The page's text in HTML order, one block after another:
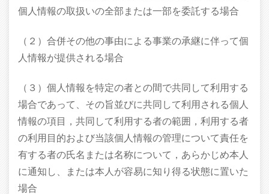
個人情報の取扱いの全部または一部を委託する場合
（２）合併その他の事由による事業の承継に伴って個
人情報が提供される場合
（３）個人情報を特定の者との間で共同して利用する
場合であって、その旨並びに共同して利用される個人
情報の項目，共同して利用する者の範囲，利用する者
の利用目的および当該個人情報の管理について責任を
有する者の氏名または名称について，あらかじめ本人
に通知し、または本人が容易に知り得る状態に置いた
場合